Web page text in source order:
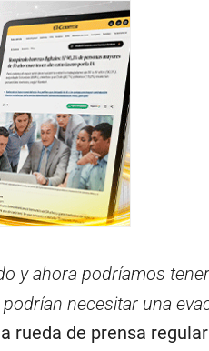
y ahora podríamos
necesitar una
rueda de prensa